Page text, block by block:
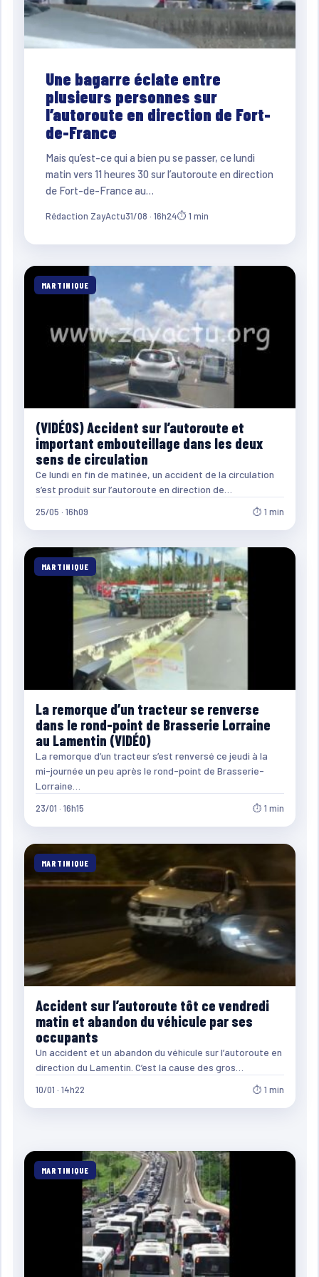
Une bagarre éclate entre
plusieurs personnes sur
l’autoroute en direction de Fort-
de-France
Mais qu’est-ce qui a bien pu se passer, ce lundi
matin vers 11 heures 30 sur l’autoroute en direction
de Fort-de-France au…
Rédaction ZayActu31/08 · 16h24⏱ 1 min
MARTINIQUE
(VIDÉOS) Accident sur l’autoroute et
important embouteillage dans les deux
sens de circulation
Ce lundi en fin de matinée, un accident de la circulation
s’est produit sur l’autoroute en direction de…
25/05 · 16h09 ⏱ 1 min
MARTINIQUE
La remorque d’un tracteur se renverse
dans le rond-point de Brasserie Lorraine
au Lamentin (VIDÉO)
La remorque d’un tracteur s’est renversé ce jeudi à la
mi-journée un peu après le rond-point de Brasserie-
Lorraine…
23/01 · 16h15 ⏱ 1 min
MARTINIQUE
Accident sur l’autoroute tôt ce vendredi
matin et abandon du véhicule par ses
occupants
Un accident et un abandon du véhicule sur l’autoroute en
direction du Lamentin. C’est la cause des gros…
10/01 · 14h22 ⏱ 1 min
MARTINIQUE